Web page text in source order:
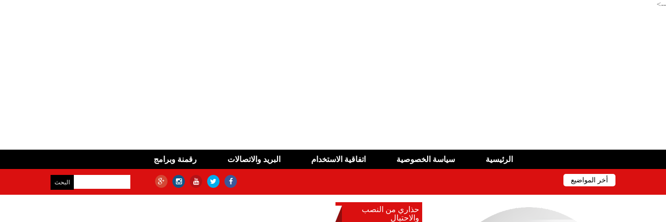
-->
الرئيسية سياسة الخصوصية اتفاقية الاستخدام البريد والاتصالات رقمنة وبرامج
أخر المواضيع
حادث مأساوي أخر في ولاية سطيف
حذاري من النصب
والاحتيال